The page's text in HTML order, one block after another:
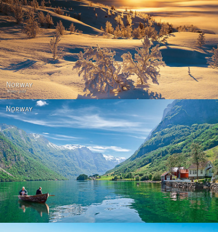
Norway - Winter gold
Norway